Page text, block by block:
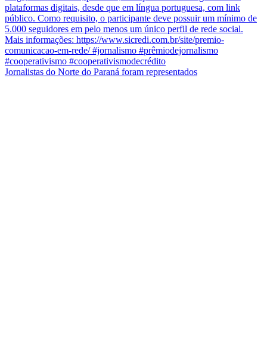
Jornalistas do Norte do Paraná foram representados